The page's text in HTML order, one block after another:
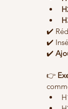
✔️
✔️
✔️
👉